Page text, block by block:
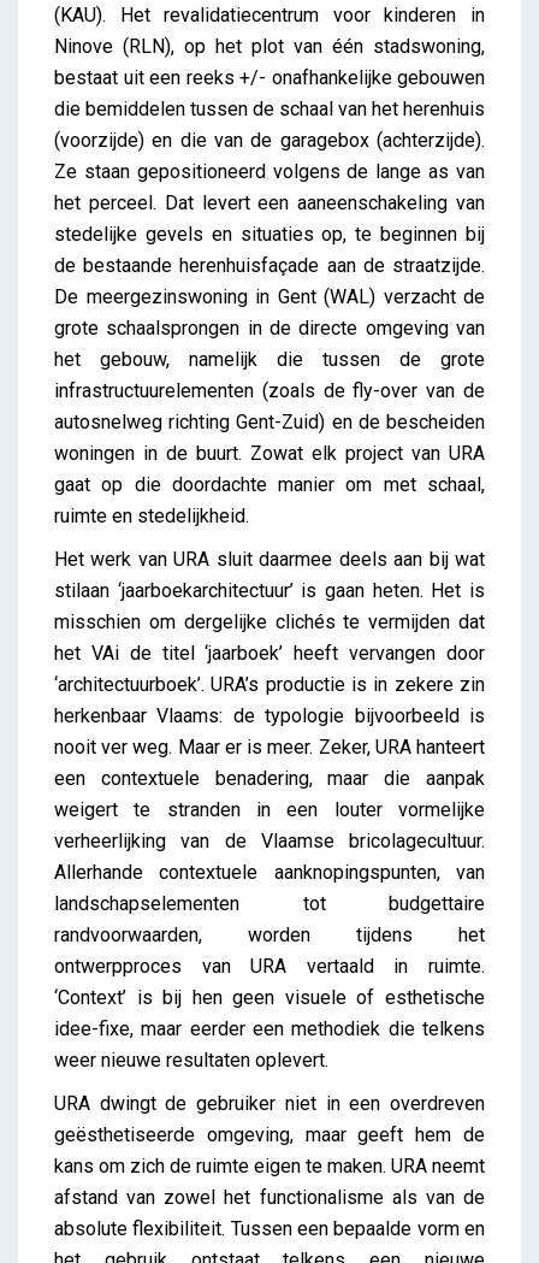
(KAU). Het revalidatiecentrum voor kinderen in
Ninove (RLN), op het plot van één stadswoning,
bestaat uit een reeks +/- onafhankelijke gebouwen
die bemiddelen tussen de schaal van het herenhuis
(voorzijde) en die van de garagebox (achterzijde).
Ze staan gepositioneerd volgens de lange as van
het perceel. Dat levert een aaneenschakeling van
stedelijke gevels en situaties op, te beginnen bij
de bestaande herenhuisfaçade aan de straatzijde.
De meergezinswoning in Gent (WAL) verzacht de
grote schaalsprongen in de directe omgeving van
het gebouw, namelijk die tussen de grote
infrastructuurelementen (zoals de fly-over van de
autosnelweg richting Gent-Zuid) en de bescheiden
woningen in de buurt. Zowat elk project van URA
gaat op die doordachte manier om met schaal,
ruimte en stedelijkheid.
Het werk van URA sluit daarmee deels aan bij wat
stilaan ‘jaarboekarchitectuur’ is gaan heten. Het is
misschien om dergelijke clichés te vermijden dat
het VAi de titel ‘jaarboek’ heeft vervangen door
‘architectuurboek’. URA’s productie is in zekere zin
herkenbaar Vlaams: de typologie bijvoorbeeld is
nooit ver weg. Maar er is meer. Zeker, URA hanteert
een contextuele benadering, maar die aanpak
weigert te stranden in een louter vormelijke
verheerlijking van de Vlaamse bricolagecultuur.
Allerhande contextuele aanknopingspunten, van
landschapselementen tot budgettaire
randvoorwaarden, worden tijdens het
ontwerpproces van URA vertaald in ruimte.
‘Context’ is bij hen geen visuele of esthetische
idee-fixe, maar eerder een methodiek die telkens
weer nieuwe resultaten oplevert.
URA dwingt de gebruiker niet in een overdreven
geësthetiseerde omgeving, maar geeft hem de
kans om zich de ruimte eigen te maken. URA neemt
afstand van zowel het functionalisme als van de
absolute flexibiliteit. Tussen een bepaalde vorm en